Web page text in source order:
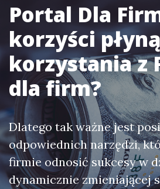
Portal Dla
korzyści
korzystania z
dla firm?
Dlatego tak ważne jest
odpowiednich narzędzi,
firmie odnosić sukcesy w
dynamicznie zmieniającej